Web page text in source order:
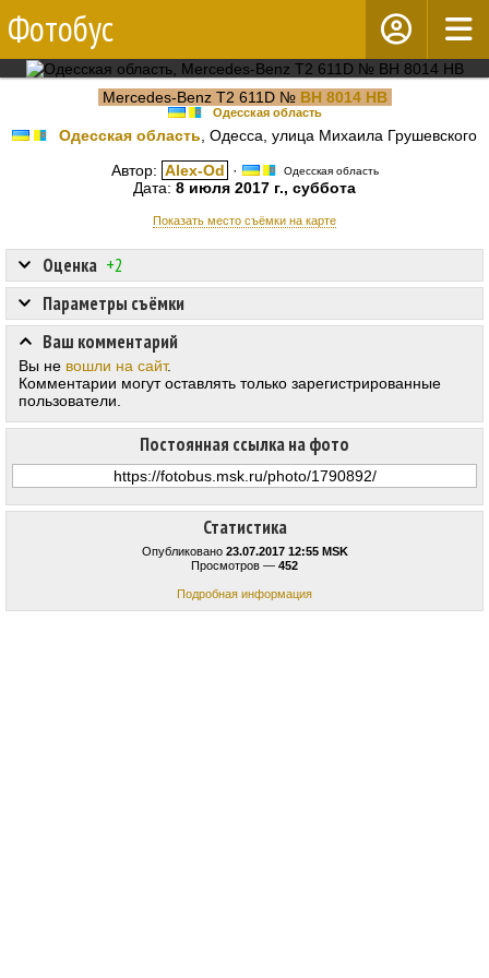
Фотобус
Mercedes-Benz T2 611D № BH 8014 HB
Одесская область
Одесская область , Одесса, улица Михаила Грушевского
Автор: Alex-Od · Одесская область
Дата: 8 июля 2017 г., суббота
Показать место съёмки на карте
Статистика
Опубликовано 23.07.2017 12:55 MSK
Просмотров — 452
Подробная информация
Оценка +2
Постоянная ссылка на фото
Параметры съёмки
Ваш комментарий
Вы не вошли на сайт.
Комментарии могут оставлять только зарегистрированные
пользователи.